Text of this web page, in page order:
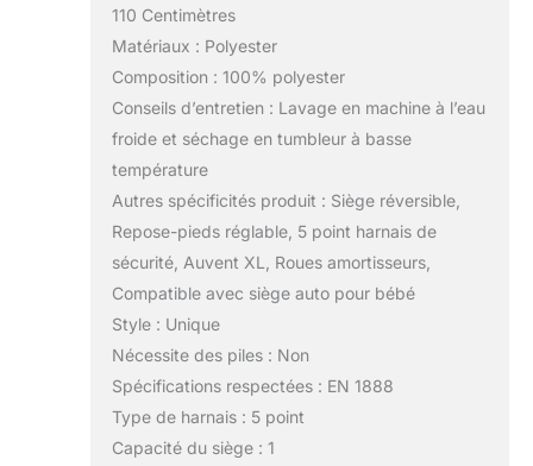
110 Centimètres
Matériaux : Polyester
Composition : 100% polyester
Conseils d’entretien : Lavage en machine à l’eau
froide et séchage en tumbleur à basse
température
Autres spécificités produit : Siège réversible,
Repose-pieds réglable, 5 point harnais de
sécurité, Auvent XL, Roues amortisseurs,
Compatible avec siège auto pour bébé
Style : Unique
Nécessite des piles : Non
Spécifications respectées : EN 1888
Type de harnais : 5 point
Capacité du siège : 1